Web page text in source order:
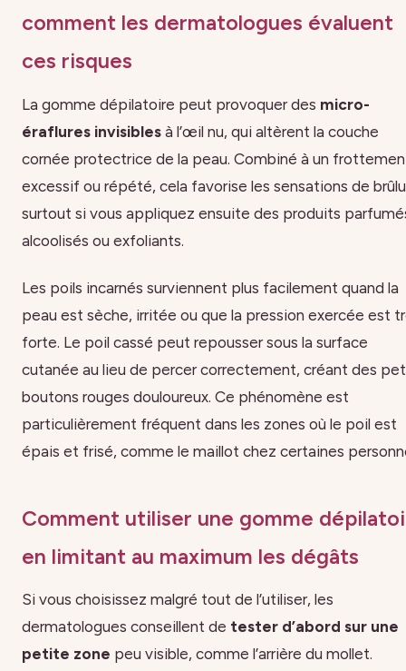
comment les dermatologues évaluent
ces risques
La gomme dépilatoire peut provoquer des micro-
éraflures invisibles à l’œil nu, qui altèrent la couche
cornée protectrice de la peau. Combiné à un
excessif ou répété, cela favorise les sensations de
surtout si vous appliquez ensuite des produits
alcoolisés ou exfoliants.
Les poils incarnés surviennent plus facilement quand la
peau est sèche, irritée ou que la pression exercée est
forte. Le poil cassé peut repousser sous la surface
cutanée au lieu de percer correctement, créant des
boutons rouges douloureux. Ce phénomène est
particulièrement fréquent dans les zones où le poil est
épais et frisé, comme le maillot chez certaines
Comment utiliser une gomme
en limitant au maximum les dégâts
Si vous choisissez malgré tout de l’utiliser, les
dermatologues conseillent de tester d’abord sur une
petite zone peu visible, comme l’arrière du mollet.